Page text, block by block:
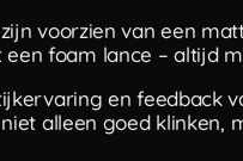
voorzien van een
foam lance – altijd
en feedback
alleen goed klinken,